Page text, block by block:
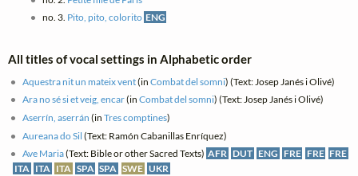
no. 3. Pito, pito, colorito ENG
All titles of vocal settings in Alphabetic order
Aquestra nit un mateix vent(inCombat del somni) (Text: Josep Janés i Olivé)
Ara no sé si et veig, encar(inCombat del somni) (Text: Josep Janés i Olivé)
Aserrín, aserrán (inTres comptines)
Aureana do Sil (Text: Ramón Cabanillas Enríquez)
Ave Maria(Text: Bible or other Sacred Texts) AFR DUT ENG FRE FRE FRE
ITA ITA ITA SPA SPA SWE UKR